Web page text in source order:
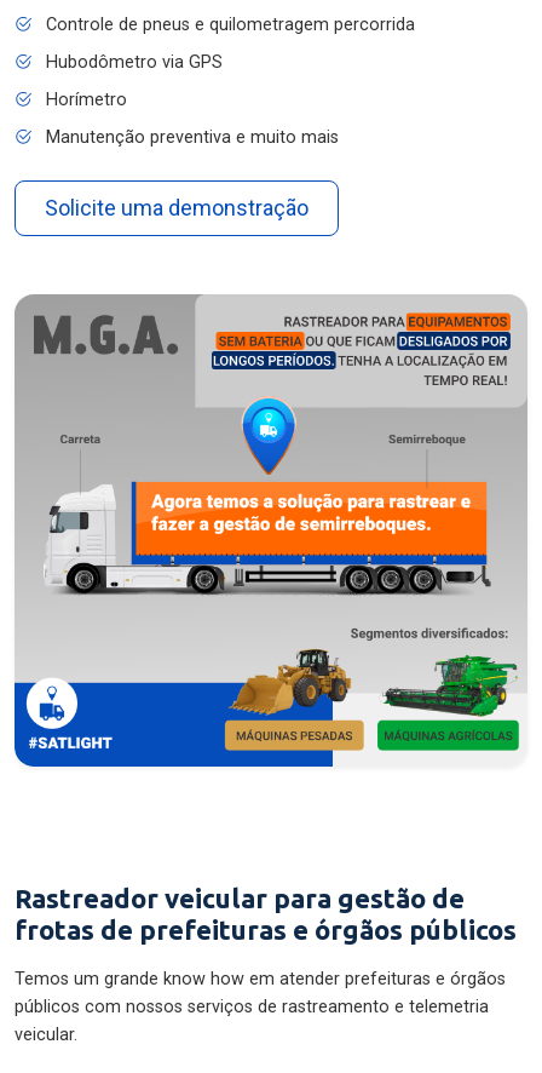
Controle de pneus e quilometragem percorrida
Hubodômetro via GPS
Horímetro
Manutenção preventiva e muito mais
Solicite uma demonstração
Rastreador veicular para gestão de
frotas de prefeituras e órgãos públicos
Temos um grande know how em atender prefeituras e órgãos
públicos com nossos serviços de rastreamento e telemetria
veicular.